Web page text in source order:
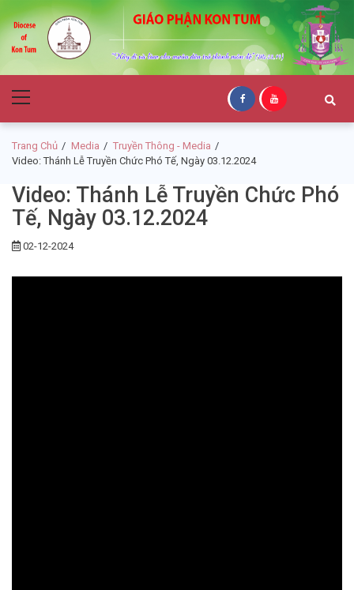
to
navigation
to
content
Giáo Phận Kon
Tum
Menu
Trang Chủ Media
Truyền Thông - Media
Video: Thánh Lễ Truyền Chức Phó Tế, Ngày 03.12.2024
Video: Thánh Lễ Truyền Chức Phó
Tế, Ngày 03.12.2024
02-12-2024